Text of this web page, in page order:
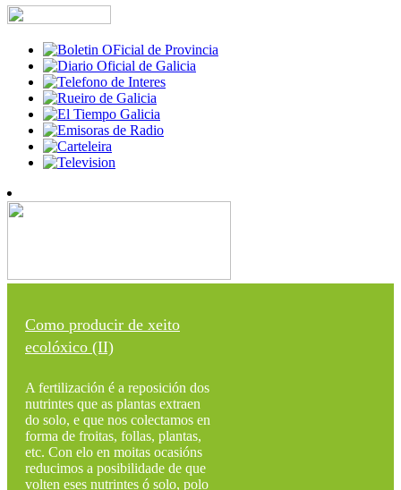
Como producir de xeito
ecolóxico (II)
A fertilización é a reposición dos
nutrintes que as plantas extraen
do solo, e que nos colectamos en
forma de froitas, follas, plantas,
etc. Con elo en moitas ocasións
reducimos a posibilidade de que
volten eses nutrintes ó solo, polo